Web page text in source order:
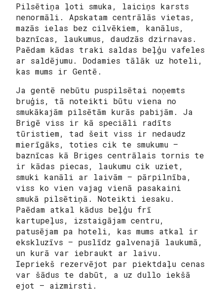
Pilsētiņa ļoti smuka, laiciņs karsts
nenormāli. Apskatam centrālās vietas,
mazās ielas bez cilvēkiem, kanālus,
baznīcas, laukumus, daudzās dzirnavas.
Paēdam kādas traki saldas beļģu vafeles
ar saldējumu. Dodamies tālāk uz hoteli,
kas mums ir Gentē.
Ja gentē nebūtu puspilsētai noņemts
bruģis, tā noteikti būtu viena no
smukākajām pilsētām kurās pabijām. Ja
Brigē viss ir kā speciāli radīts
tūristiem, tad šeit viss ir nedaudz
mierīgāks, toties cik te smukumu –
baznīcas kā Briges centrālais tornis te
ir kādas piecas, laukumu cik uziet,
smuki kanāli ar laivām – pārpilnība,
viss ko vien vajag vienā pasakaini
smukā pilsētiņā. Noteikti iesaku.
Paēdam atkal kādus beļģu frī
kartupeļus, izstaigājam centru,
patusējam pa hoteli, kas mums atkal ir
ekskluzīvs – puslīdz galvenajā laukumā,
un kurā var iebraukt ar laivu.
Iepriekš rezervējot par piektdaļu cenas
var šādus te dabūt, a uz dullo iekšā
ejot – aizmirsti.